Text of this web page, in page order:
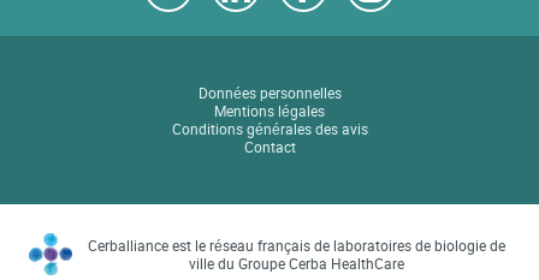
Données personnelles
Mentions légales
Conditions générales des avis
Contact
Cerballiance est le réseau français de laboratoires de biologie de
ville du Groupe Cerba HealthCare